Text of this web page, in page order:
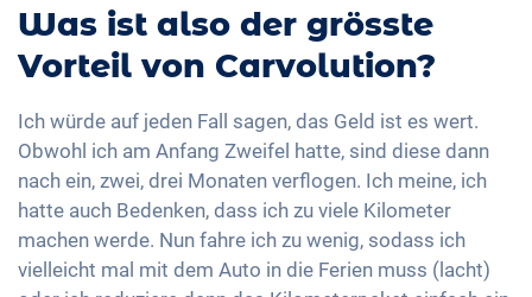
Was ist also der grösste
Vorteil von Carvolution?
Ich würde auf jeden Fall sagen, das Geld ist es wert.
Obwohl ich am Anfang Zweifel hatte, sind diese dann
nach ein, zwei, drei Monaten verflogen. Ich meine, ich
hatte auch Bedenken, dass ich zu viele Kilometer
machen werde. Nun fahre ich zu wenig, sodass ich
vielleicht mal mit dem Auto in die Ferien muss (lacht)